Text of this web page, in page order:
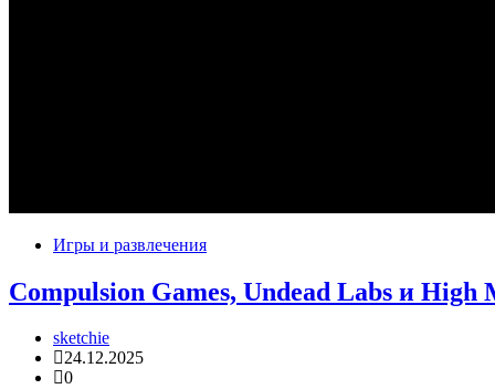
Игры и развлечения
Compulsion Games, Undead Labs и
sketchie
24.12.2025
0